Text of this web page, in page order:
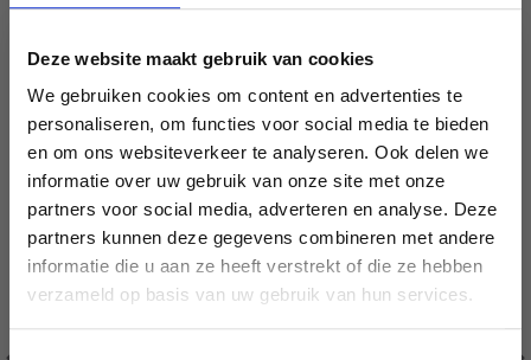
Deze website maakt gebruik van cookies
We gebruiken cookies om content en advertenties te
personaliseren, om functies voor social media te bieden
en om ons websiteverkeer te analyseren. Ook delen we
informatie over uw gebruik van onze site met onze
partners voor social media, adverteren en analyse. Deze
partners kunnen deze gegevens combineren met andere
informatie die u aan ze heeft verstrekt of die ze hebben
verzameld op basis van uw gebruik van hun services.
40% de réduction
Économisez jusqu'à 50 %
Soyez le premier à connaître nos soldes et